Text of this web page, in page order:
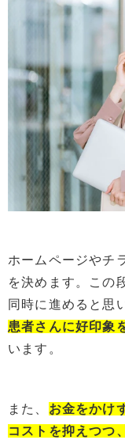
ホームページやチ
を決めます。この
同時に進めると思
患者さんに好印象
います。
また、 お金をかけ
コストを抑えつつ